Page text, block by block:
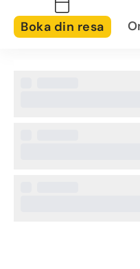
Boka din resa